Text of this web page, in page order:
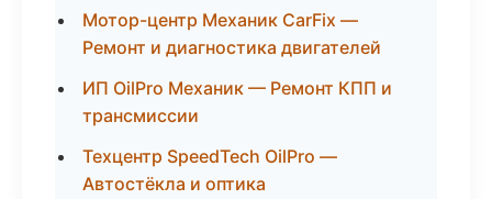
Мотор-центр Механик CarFix —
Ремонт и диагностика двигателей
ИП OilPro Механик — Ремонт КПП и
трансмиссии
Техцентр SpeedTech OilPro —
Автостёкла и оптика